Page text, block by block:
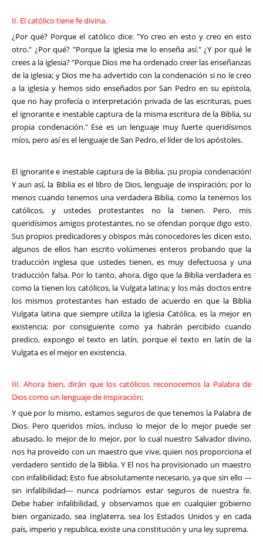
II. El católico tiene fe divina.
¿Por qué? Porque el católico dice: "Yo creo en esto y creo en esto
otro." ¿Por qué? "Porque la iglesia me lo enseña así." ¿Y por qué le
crees a la iglesia? "Porque Dios me ha ordenado creer las enseñanzas
de la iglesia; y Dios me ha advertido con la condenación si no le creo
a la iglesia y hemos sido enseñados por San Pedro en su epístola,
que no hay profecía o interpretación privada de las escrituras, pues
el ignorante e inestable captura de la misma escritura de la Biblia, su
propia condenación." Ese es un lenguaje muy fuerte queridísimos
míos, pero así es el lenguaje de San Pedro, el líder de los apóstoles.
El ignorante e inestable captura de la Biblia, ¡su propia condenación!
Y aun así, la Biblia es el libro de Dios, lenguaje de inspiración; por lo
menos cuando tenemos una verdadera Biblia, como la tenemos los
católicos, y ustedes protestantes no la tienen. Pero, mis
queridísimos amigos protestantes, no se ofendan porque digo esto.
Sus propios predicadores y obispos más conocedores les dicen esto,
algunos de ellos han escrito volúmenes enteros probando que la
traducción inglesa que ustedes tienen, es muy defectuosa y una
traducción falsa. Por lo tanto, ahora, digo que la Biblia verdadera es
como la tienen los católicos, la Vulgata latina; y los más doctos entre
los mismos protestantes han estado de acuerdo en que la Biblia
Vulgata latina que siempre utiliza la Iglesia Católica, es la mejor en
existencia; por consiguiente como ya habrán percibido cuando
predico, expongo el texto en latín, porque el texto en latín de la
Vulgata es el mejor en existencia.
III. Ahora bien, dirán que los católicos reconocemos la Palabra de
Dios como un lenguaje de inspiración;
Y que por lo mismo, estamos seguros de que tenemos la Palabra de
Dios. Pero queridos míos, incluso lo mejor de lo mejor puede ser
abusado, lo mejor de lo mejor, por lo cual nuestro Salvador divino,
nos ha proveído con un maestro que vive, quien nos proporciona el
verdadero sentido de la Biblia. Y El nos ha provisionado un maestro
con infalibilidad; Esto fue absolutamente necesario, ya que sin ello ---
sin infalibilidad--- nunca podríamos estar seguros de nuestra fe.
Debe haber infalibilidad, y observamos que en cualquier gobierno
bien organizado, sea Inglaterra, sea los Estados Unidos y en cada
país, imperio y republica, existe una constitución y una ley suprema.